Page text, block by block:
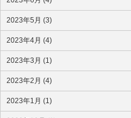
2023年5月 (3)
2023年4月 (4)
2023年3月 (1)
2023年2月 (4)
2023年1月 (1)